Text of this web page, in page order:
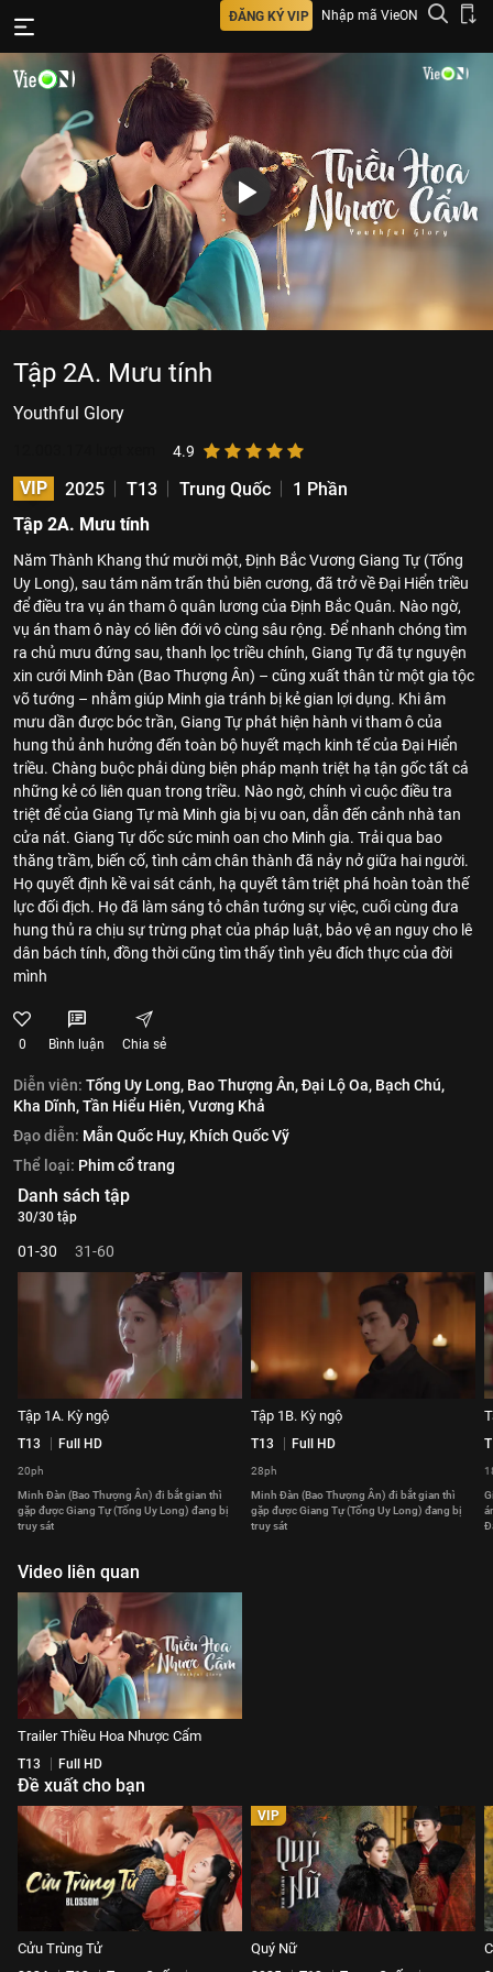
ĐĂNG KÝ VIP Nhập mã VieON
Tập 2A. Mưu tính
Youthful Glory
4.9
VIP 2025 T13 Trung Quốc
1 Phần
Tập 2A. Mưu tính
Năm Thành Khang thứ mười một, Định Bắc Vương Giang Tự (Tống
Uy Long), sau tám năm trấn thủ biên cương, đã trở về Đại Hiển triều
để điều tra vụ án tham ô quân lương của Định Bắc Quân. Nào ngờ,
vụ án tham ô này có liên đới vô cùng sâu rộng. Để nhanh chóng tìm
ra chủ mưu đứng sau, thanh lọc triều chính, Giang Tự đã tự nguyện
xin cưới Minh Đàn (Bao Thượng Ân) – cũng xuất thân từ một gia tộc
võ tướng – nhằm giúp Minh gia tránh bị kẻ gian lợi dụng. Khi âm
mưu dần được bóc trần, Giang Tự phát hiện hành vi tham ô của
hung thủ ảnh hưởng đến toàn bộ huyết mạch kinh tế của Đại Hiển
triều. Chàng buộc phải dùng biện pháp mạnh triệt hạ tận gốc tất cả
những kẻ có liên quan trong triều. Nào ngờ, chính vì cuộc điều tra
triệt để của Giang Tự mà Minh gia bị vu oan, dẫn đến cảnh nhà tan
cửa nát. Giang Tự dốc sức minh oan cho Minh gia. Trải qua bao
thăng trầm, biến cố, tình cảm chân thành đã nảy nở giữa hai người.
Họ quyết định kề vai sát cánh, hạ quyết tâm triệt phá hoàn toàn thế
lực đối địch. Họ đã làm sáng tỏ chân tướng sự việc, cuối cùng đưa
hung thủ ra chịu sự trừng phạt của pháp luật, bảo vệ an nguy cho lê
dân bách tính, đồng thời cũng tìm thấy tình yêu đích thực của đời
mình
0 Bình luận Chia sẻ
Diễn viên: Tống Uy Long, Bao Thượng Ân,Đại Lộ Oa, Bạch Chú,
Kha Dĩnh,Tần Hiểu Hiên,Vương Khả
Đạo diễn: Mẫn Quốc Huy, Khích Quốc Vỹ
Thể loại: Phim cổ trang
Danh sách tập
30/30 tập
01-30 31-60
Tập 1A. Kỳ ngộ
T13 Full HD
20ph
Minh Đàn (Bao Thượng Ân) đi bắt gian thì
gặp được Giang Tự (Tống Uy Long) đang bị
truy sát
Tập 1B. Kỳ ngộ
T13 Full HD
28ph
Minh Đàn (Bao Thượng Ân) đi bắt gian thì
gặp được Giang Tự (Tống Uy Long) đang bị
truy sát
Video liên quan
Trailer Thiều Hoa Nhược Cẩm
T13 Full HD
Đề xuất cho bạn
Cửu Trùng Tử
VIP
Quý Nữ